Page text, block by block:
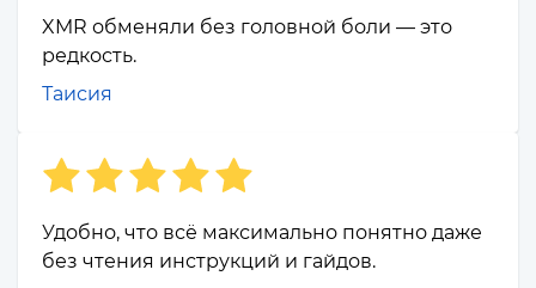
XMR обменяли без головной боли — это
редкость.
Таисия
Удобно, что всё максимально понятно даже
без чтения инструкций и гайдов.